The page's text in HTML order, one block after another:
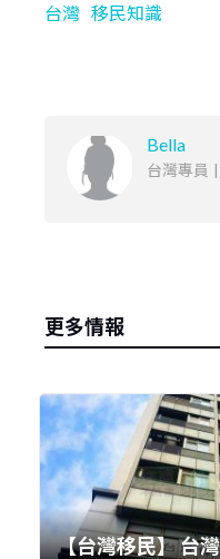
台灣 移民知識
Bella
台灣專員 |
更多情報
【台灣移民】 台